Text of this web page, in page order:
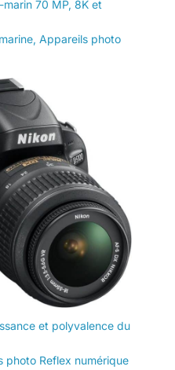
70 MP, 8K et
, Appareils photo
et polyvalence du
photo Reflex numérique